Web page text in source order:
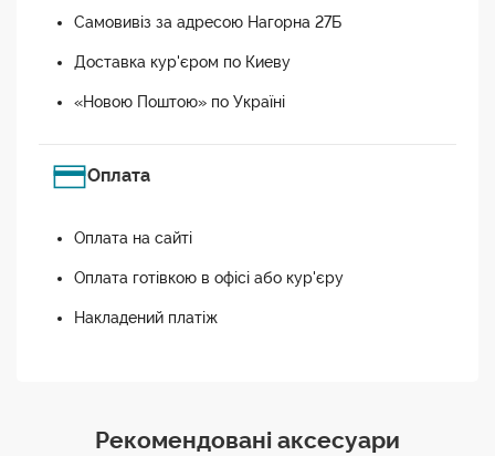
Самовивіз за адресою Нагорна 27Б
Доставка кур'єром по Киеву
«Новою Поштою» по Україні
Оплата
Оплата на сайті
Оплата готівкою в офісі або кур'єру
Накладений платіж
Рекомендовані аксесуари